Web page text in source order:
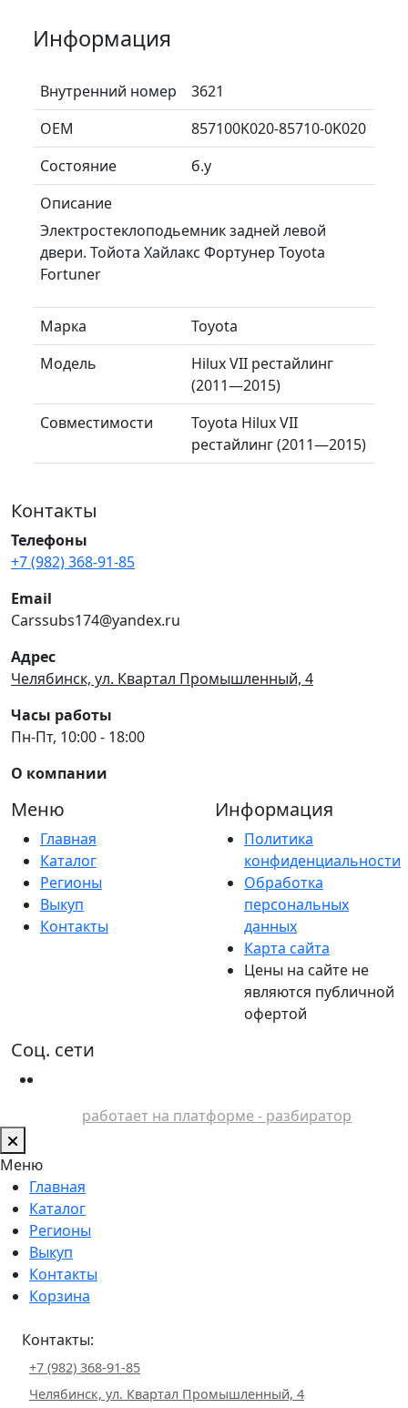
Информация
Внутренний номер
3621
ОЕМ
857100K020-85710-0K020
Состояние
б.у
Описание
Электростеклоподьемник задней левой
двери. Тойота Хайлакс Фортунер Toyota
Fortuner
Марка
Toyota
Модель
Hilux VII рестайлинг
(2011—2015)
Совместимости
Toyota Hilux VII
рестайлинг (2011—2015)
Контакты
Телефоны
+7 (982) 368-91-85
Email
Carssubs174@yandex.ru
Адрес
Челябинск, ул. Квартал Промышленный, 4
Часы работы
Пн-Пт, 10:00 - 18:00
О компании
Меню
Главная
Каталог
Регионы
Выкуп
Контакты
Информация
Политика
конфиденциальности
Обработка
персональных
данных
Карта сайта
Цены на сайте не
являются публичной
офертой
Соц. сети
работает на платформе - разбиратор
Меню
Главная
Каталог
Регионы
Выкуп
Контакты
Корзина
Контакты:
+7 (982) 368-91-85
Челябинск, ул. Квартал Промышленный, 4